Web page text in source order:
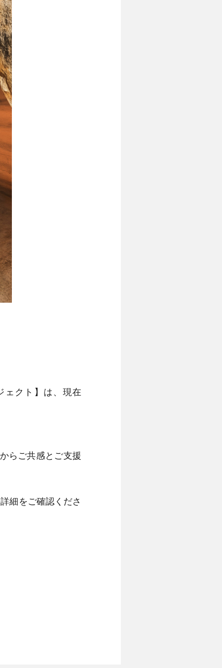
ェクト】は、現在
らご共感とご支援
細をご確認くださ